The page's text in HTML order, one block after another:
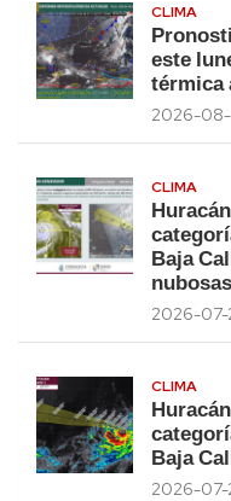
CLIMA
este
térmica
2026-
CLIMA
Baja
nubosas
2026-07-
CLIMA
Baja
2026-07-